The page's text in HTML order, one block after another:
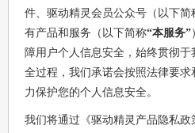
件、驱动精灵会员公众号（以下简
有产品和服务（以下简称“本服务”
障用户个人信息安全，始终贯彻
全过程，我们承诺会按照法律要
力保护您的个人信息安全。
我们将通过《驱动精灵产品隐私政